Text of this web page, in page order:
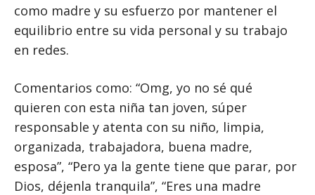
como madre y su esfuerzo por mantener el
equilibrio entre su vida personal y su trabajo
en redes.
Comentarios como: “Omg, yo no sé qué
quieren con esta niña tan joven, súper
responsable y atenta con su niño, limpia,
organizada, trabajadora, buena madre,
esposa”, “Pero ya la gente tiene que parar, por
Dios, déjenla tranquila”, “Eres una madre